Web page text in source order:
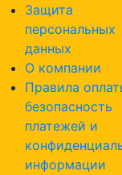
Защита
персональных
данных
О компании
Правила
безопасность
платежей и
информации